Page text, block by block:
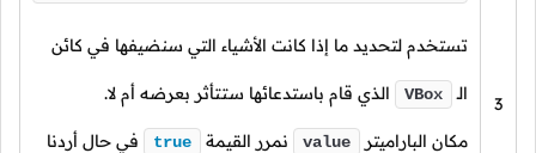
3
تستخدم لتحديد ما إذا كانت الأشياء التي سنضيفها في كائن
الـ VBox الذي قام باستدعائها ستتأثر بعرضه أم لا.
مكان الباراميتر value نمرر القيمة true في حال أردنا